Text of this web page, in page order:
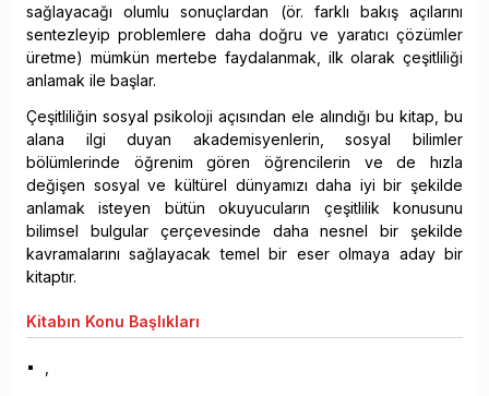
sağlayacağı olumlu sonuçlardan (ör. farklı bakış açılarını
sentezleyip problemlere daha doğru ve yaratıcı çözümler
üretme) mümkün mertebe faydalanmak, ilk olarak çeşitliliği
anlamak ile başlar.
Çeşitliliğin sosyal psikoloji açısından ele alındığı bu kitap, bu
alana ilgi duyan akademisyenlerin, sosyal bilimler
bölümlerinde öğrenim gören öğrencilerin ve de hızla
değişen sosyal ve kültürel dünyamızı daha iyi bir şekilde
anlamak isteyen bütün okuyucuların çeşitlilik konusunu
bilimsel bulgular çerçevesinde daha nesnel bir şekilde
kavramalarını sağlayacak temel bir eser olmaya aday bir
kitaptır.
Kitabın Konu Başlıkları